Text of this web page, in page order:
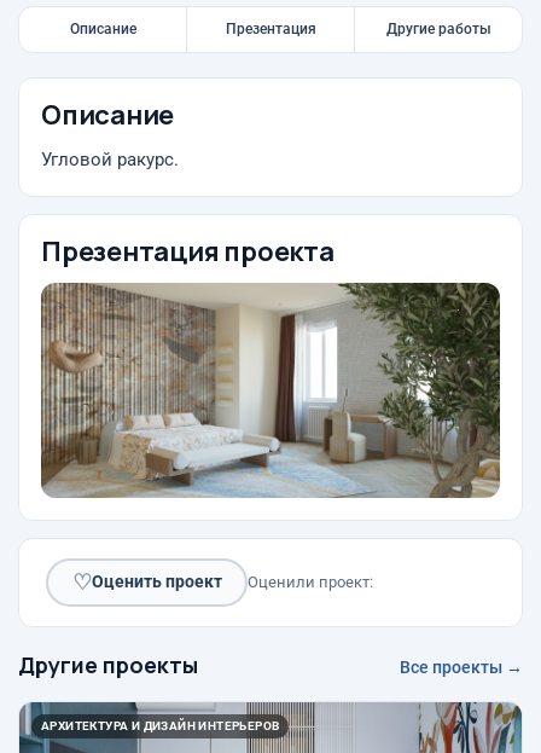
Описание Презентация Другие работы
Описание
Угловой ракурс.
Презентация проекта
♡Оценить проект Оценили проект:
Другие проекты Все проекты →
АРХИТЕКТУРА И ДИЗАЙН ИНТЕРЬЕРОВ